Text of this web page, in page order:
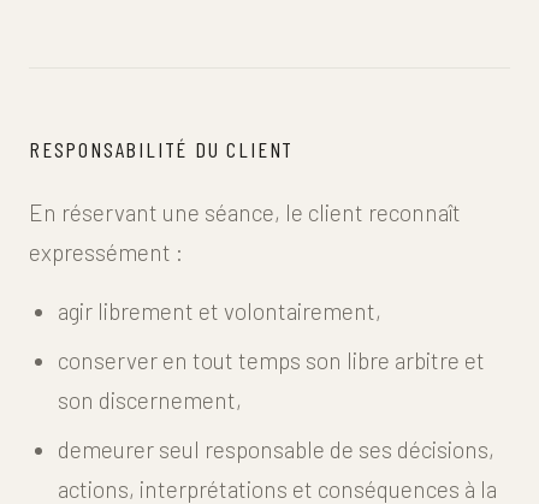
RESPONSABILITÉ DU CLIENT
En réservant une séance, le client reconnaît
expressément :
agir librement et volontairement,
conserver en tout temps son libre arbitre et
son discernement,
demeurer seul responsable de ses décisions,
actions, interprétations et conséquences à la